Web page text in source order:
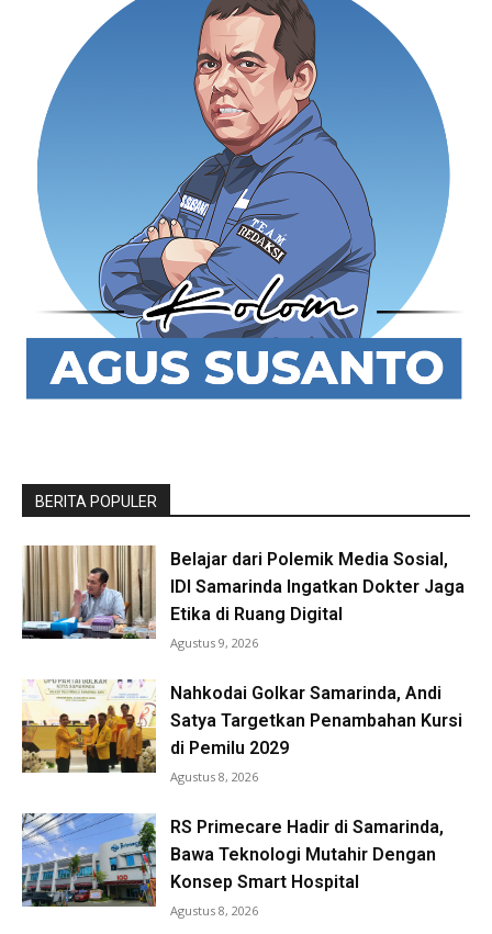
BERITA POPULER
Belajar dari Polemik Media Sosial,
IDI Samarinda Ingatkan Dokter Jaga
Etika di Ruang Digital
Agustus 9, 2026
Nahkodai Golkar Samarinda, Andi
Satya Targetkan Penambahan Kursi
di Pemilu 2029
Agustus 8, 2026
RS Primecare Hadir di Samarinda,
Bawa Teknologi Mutahir Dengan
Konsep Smart Hospital
Agustus 8, 2026